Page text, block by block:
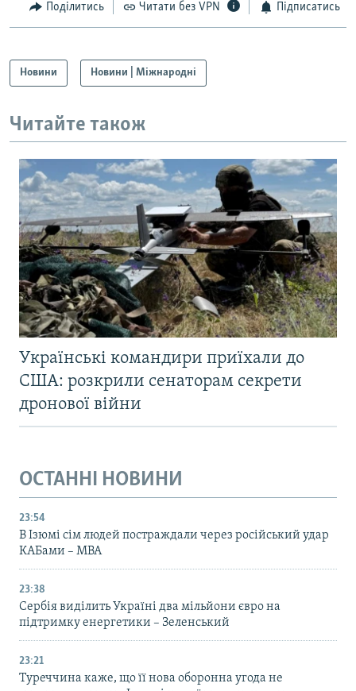
Поділитись Читати без VPN Підписатись
Новини Новини | Міжнародні
Читайте також
Українські командири приїхали до
США: розкрили сенаторам секрети
дронової війни
ОСТАННІ НОВИНИ
23:54
В Ізюмі сім людей постраждали через російський удар
КАБами – МВА
23:38
Сербія виділить Україні два мільйони євро на
підтримку енергетики – Зеленський
23:21
Туреччина каже, що її нова оборонна угода не